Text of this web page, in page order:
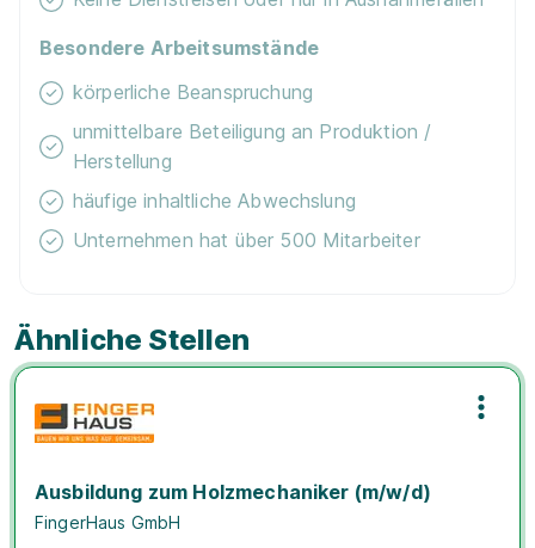
Ähnliche Stellen
Ausbildung zum Holzmechaniker (m/w/d)
FingerHaus GmbH
Besondere Arbeitsumstände
körperliche Beanspruchung
unmittelbare Beteiligung an Produktion /
Herstellung
häufige inhaltliche Abwechslung
Unternehmen hat über 500 Mitarbeiter